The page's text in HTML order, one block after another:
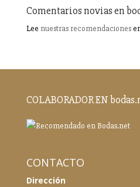
Comentarios novias en
Lee nuestras recomendaciones
COLABORADOR EN
CONTACTO
Dirección